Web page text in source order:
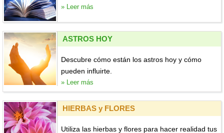
» Leer más
ASTROS HOY
Descubre cómo están los astros hoy y cómo
pueden influirte.
» Leer más
HIERBAS y FLORES
Utiliza las hierbas y flores para hacer realidad tus